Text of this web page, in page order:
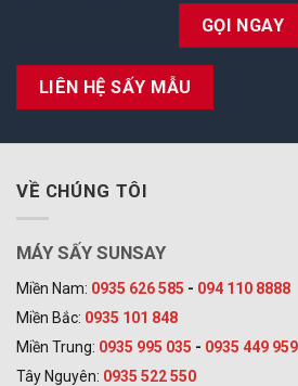
GỌI NGAY
LIÊN HỆ SẤY MẪU
VỀ CHÚNG TÔI
MÁY SẤY SUNSAY
Miền Nam: 0935 626 585 - 094 110 8888
Miền Bắc: 0935 101 848
Miền Trung: 0935 995 035 - 0935 449 959
Tây Nguyên: 0935 522 550